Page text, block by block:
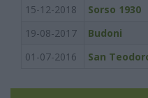
15-12-2018
Sorso 1930
19-08-2017
Budoni
01-07-2016
San